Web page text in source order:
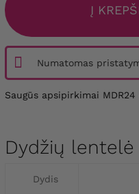
Į
Numatomas
Saugūs apsipirkimai MDR24
Dydžių lentelė
Dydis